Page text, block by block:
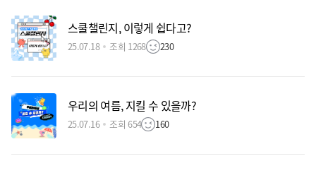
스쿨챌린지, 이렇게 쉽다고?
25.07.18 조회 1268 230
우리의 여름, 지킬 수 있을까?
25.07.16 조회 654 160